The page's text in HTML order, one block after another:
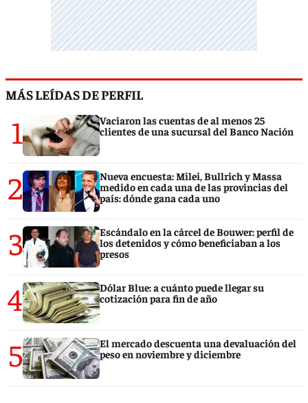
MÁS LEÍDAS DE PERFIL
1
Vaciaron las cuentas de al menos 25
clientes de una sucursal del Banco Nación
2
Nueva encuesta: Milei, Bullrich y Massa
medido en cada una de las provincias del
país: dónde gana cada uno
3
Escándalo en la cárcel de Bouwer: perfil de
los detenidos y cómo beneficiaban a los
presos
4
Dólar Blue: a cuánto puede llegar su
cotización para fin de año
5
El mercado descuenta una devaluación del
peso en noviembre y diciembre